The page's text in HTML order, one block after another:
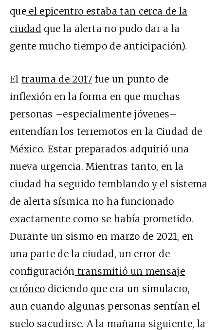
que el epicentro estaba tan cerca de la
ciudad que la alerta no pudo dar a la
gente mucho tiempo de anticipación).
Eltrauma de 2017 fue un punto de
inflexión en la forma en que muchas
personas –especialmente jóvenes–
entendían los terremotos en la Ciudad de
México. Estar preparados adquirió una
nueva urgencia. Mientras tanto, en la
ciudad ha seguido temblando y el sistema
de alerta sísmica no ha funcionado
exactamente como se había prometido.
Durante un sismo en marzo de 2021, en
una parte de la ciudad, un error de
configuración transmitió un mensaje
erróneo diciendo que era un simulacro,
aun cuando algunas personas sentían el
suelo sacudirse. A la mañana siguiente, la